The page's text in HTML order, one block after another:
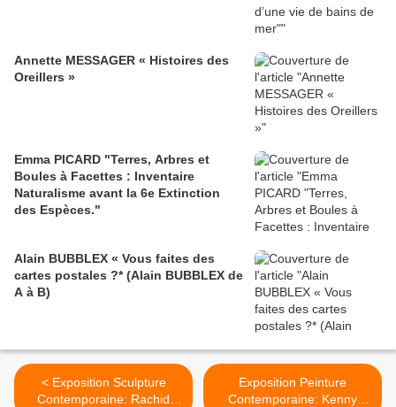
Annette MESSAGER « Histoires des
Oreillers »
Emma PICARD "Terres, Arbres et
Boules à Facettes : Inventaire
Naturalisme avant la 6e Extinction
des Espèces."
Alain BUBBLEX « Vous faites des
cartes postales ?* (Alain BUBBLEX de
A à B)
< Exposition Sculpture
Contemporaine: Rachid
Exposition Peinture
Contemporaine: Kenny